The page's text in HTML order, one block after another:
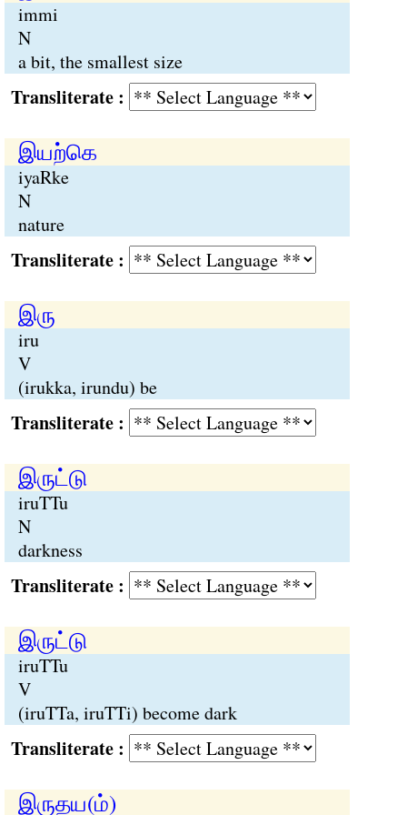
immi
N
a bit, the smallest size
:
இயற்கெ
iyaRke
N
nature
:
இரு
iru
V
(irukka, irundu) be
:
இருட்டு
iruTTu
N
darkness
:
இருட்டு
iruTTu
V
(iruTTa, iruTTi) become dark
:
இருதய(ம்)